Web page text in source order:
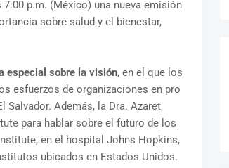
p.m. (México) una nueva emisión
sobre salud y el bienestar,
especial sobre la visión, en el que los
esfuerzos de organizaciones en pro
Salvador. Además, la Dra. Azaret
para hablar sobre el futuro de los
en el hospital Johns Hopkins,
ubicados en Estados Unidos.